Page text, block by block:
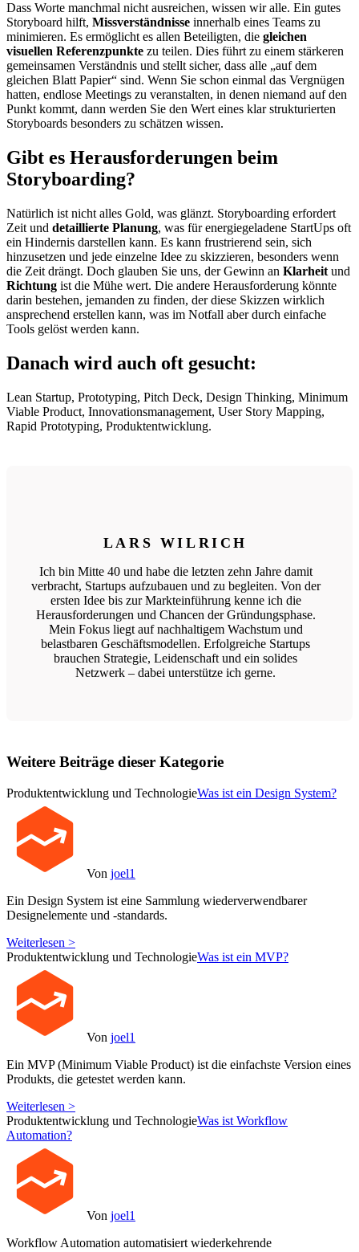
Dass Worte manchmal nicht ausreichen, wissen wir alle. Ein gutes
Storyboard hilft, Missverständnisse innerhalb eines Teams zu
minimieren. Es ermöglicht es allen Beteiligten, die gleichen
visuellen Referenzpunkte zu teilen. Dies führt zu einem stärkeren
gemeinsamen Verständnis und stellt sicher, dass alle „auf dem
gleichen Blatt Papier“ sind. Wenn Sie schon einmal das Vergnügen
hatten, endlose Meetings zu veranstalten, in denen niemand auf den
Punkt kommt, dann werden Sie den Wert eines klar strukturierten
Storyboards besonders zu schätzen wissen.
Gibt es Herausforderungen beim
Storyboarding?
Natürlich ist nicht alles Gold, was glänzt. Storyboarding erfordert
Zeit und detaillierte Planung, was für energiegeladene StartUps oft
ein Hindernis darstellen kann. Es kann frustrierend sein, sich
hinzusetzen und jede einzelne Idee zu skizzieren, besonders wenn
die Zeit drängt. Doch glauben Sie uns, der Gewinn an Klarheit und
Richtung ist die Mühe wert. Die andere Herausforderung könnte
darin bestehen, jemanden zu finden, der diese Skizzen wirklich
ansprechend erstellen kann, was im Notfall aber durch einfache
Tools gelöst werden kann.
Danach wird auch oft gesucht:
Lean Startup, Prototyping, Pitch Deck, Design Thinking, Minimum
Viable Product, Innovationsmanagement, User Story Mapping,
Rapid Prototyping, Produktentwicklung.
LARS WILRICH
Ich bin Mitte 40 und habe die letzten zehn Jahre damit
verbracht, Startups aufzubauen und zu begleiten. Von der
ersten Idee bis zur Markteinführung kenne ich die
Herausforderungen und Chancen der Gründungsphase.
Mein Fokus liegt auf nachhaltigem Wachstum und
belastbaren Geschäftsmodellen. Erfolgreiche Startups
brauchen Strategie, Leidenschaft und ein solides
Netzwerk – dabei unterstütze ich gerne.
Weitere Beiträge dieser Kategorie
Produktentwicklung und TechnologieWas ist ein Design System?
Von joel1
Ein Design System ist eine Sammlung wiederverwendbarer
Designelemente und -standards.
Weiterlesen >
Produktentwicklung und TechnologieWas ist ein MVP?
Von joel1
Ein MVP (Minimum Viable Product) ist die einfachste Version eines
Produkts, die getestet werden kann.
Weiterlesen >
Produktentwicklung und TechnologieWas ist Workflow
Automation?
Von joel1
Workflow Automation automatisiert wiederkehrende